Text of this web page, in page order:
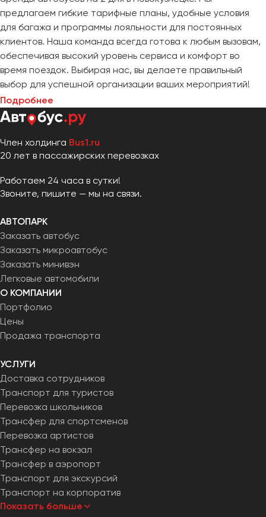
предлагаем гибкие тарифные планы, удобные условия
для багажа и программы лояльности для постоянных
клиентов. Наша команда всегда готова к любым вызовам,
обеспечивая высокий уровень сервиса и комфорт во
время поездок. Выбирая нас, вы делаете правильный
выбор для успешной организации ваших мероприятий!
Подробнее
Член холдинга Bus1.ru
20 лет в пассажирских перевозках
Работаем 24 часа в сутки!
Звоните, пишите — мы на связи.
АВТОПАРК
Заказать автобус
Заказать микроавтобус
Заказать минивэн
Легковые автомобили
О КОМПАНИИ
Портфолио
Цены
Продажа транспорта
УСЛУГИ
Доставка сотрудников
Транспорт для туристов
Перевозка школьников
Трансфер для спортсменов
Перевозка артистов
Трансфер на вокзал
Трансфер в аэропорт
Транспорт для экскурсий
Транспорт на корпоратив
Показать больше